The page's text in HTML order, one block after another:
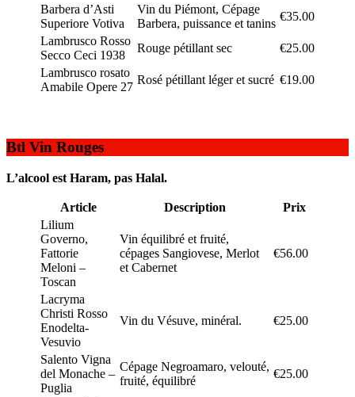
Barbera d’Asti
Superiore Votiva
Vin du Piémont, Cépage
Barbera, puissance et tanins
€35.00
Lambrusco Rosso
Secco Ceci 1938
Rouge pétillant sec
€25.00
Lambrusco rosato
Amabile Opere 27
Rosé pétillant léger et sucré €19.00
Btl Vin Rouges
L’alcool est Haram, pas Halal.
Article Description
Prix
Lilium
Governo,
Fattorie
Meloni –
Toscan
Vin équilibré et fruité,
cépages Sangiovese, Merlot
et Cabernet
€56.00
Lacryma
Christi Rosso
Enodelta-
Vesuvio
Vin du Vésuve, minéral. €25.00
Salento Vigna
del Monache –
Puglia
Cépage Negroamaro, velouté,
fruité, équilibré
€25.00